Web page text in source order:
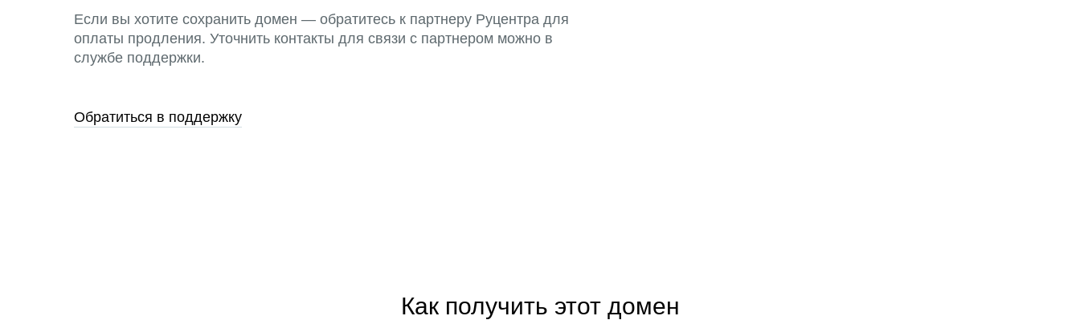
Если вы хотите сохранить домен — обратитесь к партнеру Руцентра для
оплаты продления. Уточнить контакты для связи с партнером можно в
службе поддержки.
Обратиться в поддержку
Как получить этот домен